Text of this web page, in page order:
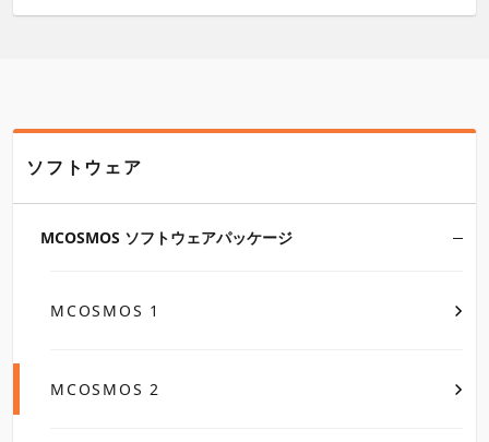
ソフトウェア
MCOSMOS ソフトウェアパッケージ
MCOSMOS 1
MCOSMOS 2